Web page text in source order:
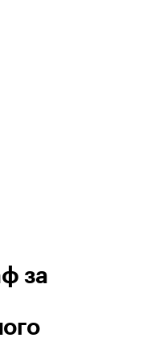
за